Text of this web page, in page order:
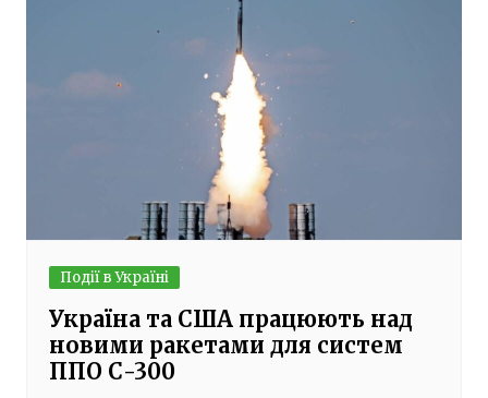
Події в Україні
Україна та США працюють над
новими ракетами для систем
ППО С-300